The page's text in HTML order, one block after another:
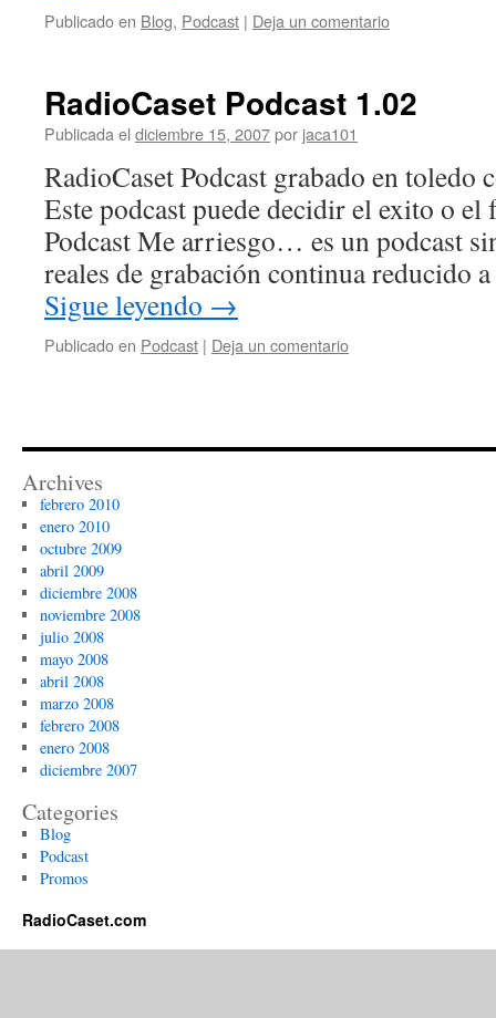
Publicado en Blog, Podcast | Deja un comentario
RadioCaset Podcast 1.02
Publicada el diciembre 15, 2007por jaca101
RadioCaset Podcast grabado en toledo
Este podcast puede decidir el exito o el
Podcast Me arriesgo… es un podcast
reales de grabación continua reducido
Sigue leyendo →
Publicado en Podcast | Deja un comentario
Archives
febrero 2010
enero 2010
octubre 2009
abril 2009
diciembre 2008
noviembre 2008
julio 2008
mayo 2008
abril 2008
marzo 2008
febrero 2008
enero 2008
diciembre 2007
Categories
Blog
Podcast
Promos
RadioCaset.com